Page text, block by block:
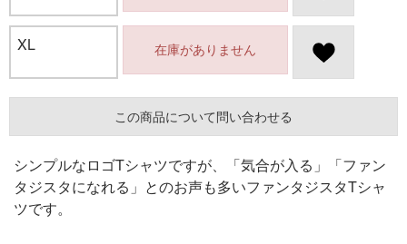
XL 在庫がありません
この商品について問い合わせる
シンプルなロゴTシャツですが、「気合が入る」「ファン
タジスタになれる」とのお声も多いファンタジスタTシャ
ツです。